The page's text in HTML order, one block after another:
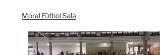
Moral Fútbol Sala